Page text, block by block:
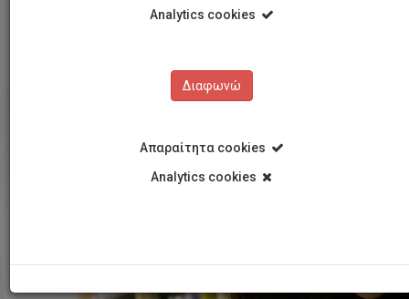
Ηλεκτρολόγων Μηχανικών και Μηχανικών
Ηλεκτρονικών Υπολογιστών και Πληροφορικής
Analytics cookies
Διαφωνώ
Απαραίτητα cookies
Analytics cookies